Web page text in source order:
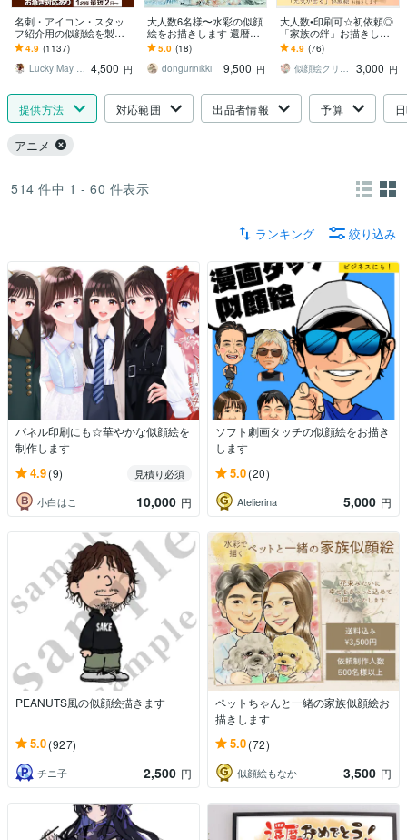
名刺・アイコン・スタッ
フ紹介用の似顔絵を製作
します 1,200件以上の製作
実績！様々な職種に対応
します！
4.9 (1137)
Lucky May Illust 4,500 円
大人数6名様〜水彩の似顔
絵をお描きします 還暦祝
いや米寿祝い、ウェディ
ングにおすすめです
5.0 (18)
dongurinikki
9,500 円
大人数•印刷可☆初依頼◎
「家族の絆」お描きしま
す 還暦や米寿、結婚記念
日、退職祝いに感謝を届
ける一枚
4.9 (76)
似顔絵クリエーター▲saori▲
3,000 円
提供方法 対応範囲 出品者情報 予算
アニメ
514 件中 1 - 60 件表示
ランキング 絞り込み
パネル印刷にも☆華やかな似顔絵を
制作します
4.9(9)
見積り必須
小白はこ
10,000 円
ソフト劇画タッチの似顔絵をお描き
します
5.0(20)
Atelierina 5,000 円
PEANUTS風の似顔絵描きます
5.0(927)
チニ子 2,500 円
ペットちゃんと一緒の家族似顔絵お
描きします
5.0(72)
似顔絵もなか 3,500 円